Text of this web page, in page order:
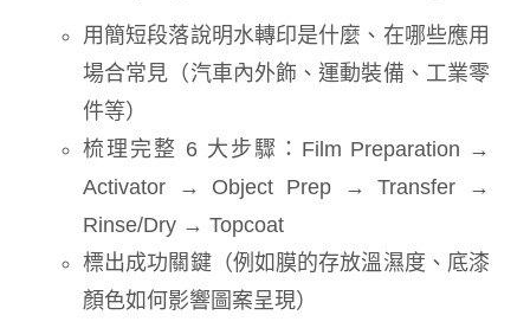
用簡短段落說明水轉印是什麼、在哪些應用
場合常見（汽車內外飾、運動裝備、工業零
件等）
梳理完整 6 大步驟：Film Preparation →
Activator → Object Prep → Transfer →
Rinse/Dry → Topcoat
標出成功關鍵（例如膜的存放溫濕度、底漆
顏色如何影響圖案呈現）